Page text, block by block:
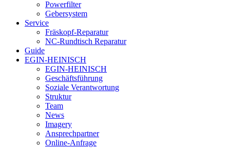
Powerfilter
Gebersystem
Service
Fräskopf-Reparatur
NC-Rundtisch Reparatur
Guide
EGIN-HEINISCH
EGIN-HEINISCH
Geschäftsführung
Soziale Verantwortung
Struktur
Team
News
Imagery
Ansprechpartner
Online-Anfrage